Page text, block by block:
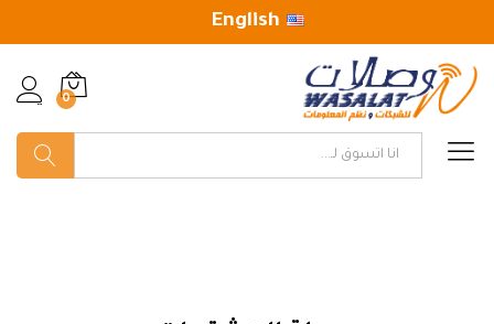
English
0